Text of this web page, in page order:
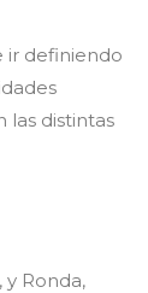
ir definiendo
las distintas
Ronda,